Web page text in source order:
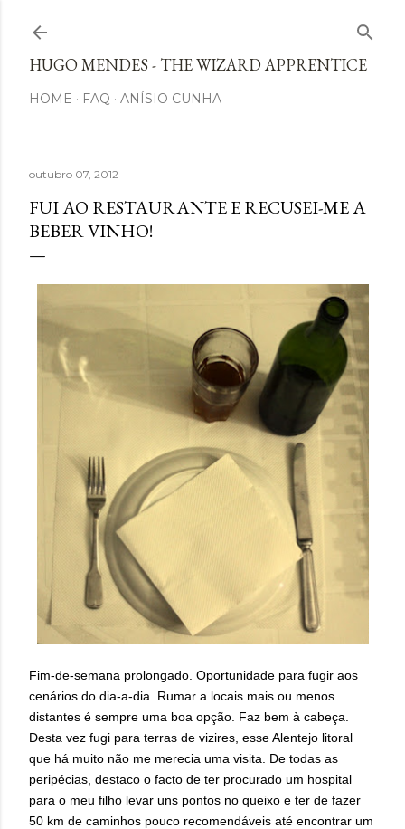
HUGO MENDES - THE WIZARD APPRENTICE
HOME FAQ ANÍSIO CUNHA
outubro 07, 2012
FUI AO RESTAURANTE E RECUSEI-ME A
BEBER VINHO!
Fim-de-semana prolongado. Oportunidade para fugir aos
cenários do dia-a-dia. Rumar a locais mais ou menos
distantes é sempre uma boa opção. Faz bem à cabeça.
Desta vez fugi para terras de vizires, esse Alentejo litoral
que há muito não me merecia uma visita. De todas as
peripécias, destaco o facto de ter procurado um hospital
para o meu filho levar uns pontos no queixo e ter de fazer
50 km de caminhos pouco recomendáveis até encontrar um